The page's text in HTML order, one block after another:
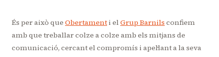
És per això que Obertament i elGrup Barnils confiem
amb que treballar colze a colze amb els mitjans de
comunicació, cercant el compromís i apel·lant a la seva